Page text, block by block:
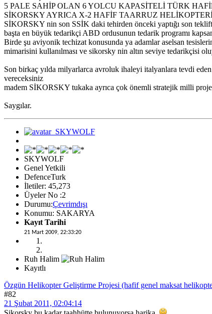
5 PALE SAHİP OLAN 6 YOLCU KAPASİTELİ TÜRK
SİKORSKY AYRICA X-2 HAFİF TAARRUZ
SİKORSKY nin son SSİK daki tehirden önceki yaptığı son
başta en büyük tedarikçi ABD ordusunun tedarik programı
Birde şu aviyonik techizat konusunda ya adamlar aselsan
mimarisini kullanılması ve sikorsky nin altın seviye tedarikçisi
Son birkaç yılda milyarlarca avroluk ihaleyi italyanlara tevdi
vereceksiniz
madem SİKORSKY tukaka ayrıca çok önemli stratejik milli
Saygılar.
SKYWOLF
Genel Yetkili
DefenceTurk
İletiler: 45,273
Üyeler No :2
Durumu:Çevrimdışı
Konumu: SAKARYA
Kayıt Tarihi
21 Mart 2009, 22:33:20
Ruh Halim
Kayıtlı
Özgün Helikopter Geliştirme Projesi (hafif genel maksat
#82
21 Şubat 2011, 02:04:14